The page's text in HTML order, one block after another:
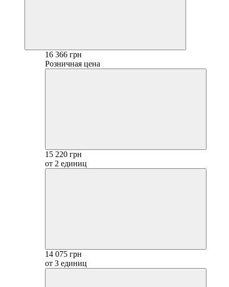
16 366 грн
Розничная цена
15 220 грн
от 2 единиц
14 075 грн
от 3 единиц